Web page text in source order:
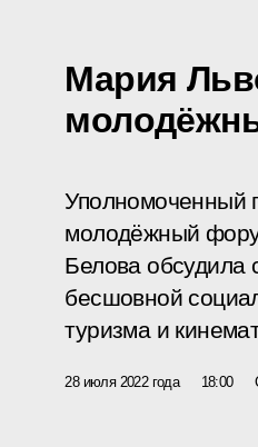
Мария
Уполномоченный
молодёжный
Белова обсудила
бесшовной
туризма и
28 июля 2022 года 18:00